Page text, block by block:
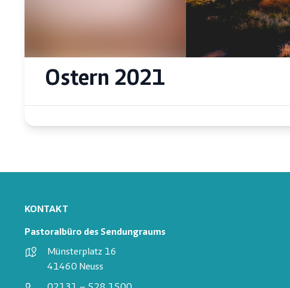
Ostern 2021
KONTAKT
Pastoralbüro des Sendungraums
Münsterplatz 16
41460 Neuss